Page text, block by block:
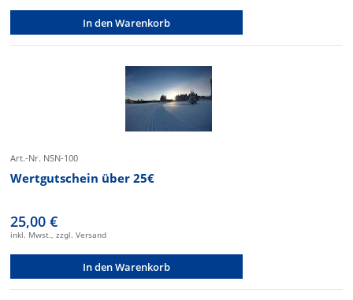
In den Warenkorb
Art.-Nr. NSN-100
Wertgutschein über 25€
25,00 €
inkl. Mwst., zzgl. Versand
In den Warenkorb